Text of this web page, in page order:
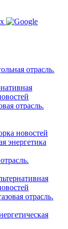
отрасль.
отрасль.
новостей
энергетика
отрасль.